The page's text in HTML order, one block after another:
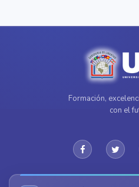
Formación,
con el